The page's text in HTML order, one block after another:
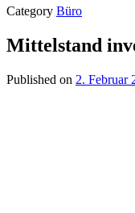
Category Büro
Mittelstand
Published on 2. Februar